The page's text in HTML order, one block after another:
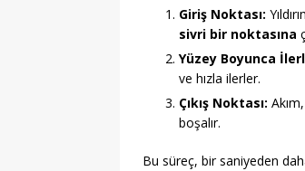
Giriş Noktası:
sivri bir noktasına
Yüzey Boyunca
ve hızla ilerler.
Çıkış Noktası:
boşalır.
Bu süreç, bir saniyeden